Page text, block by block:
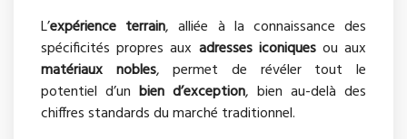
L’expérience terrain, alliée à la connaissance des
spécificités propres aux adresses iconiquesou aux
matériaux nobles, permet de révéler tout le
potentiel d’un bien d’exception, bien au-delà des
chiffres standards du marché traditionnel.